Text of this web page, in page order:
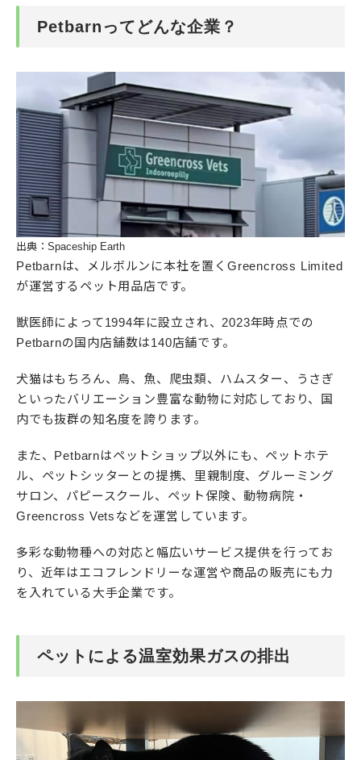
Petbarnってどんな企業？
出典：Spaceship Earth
Petbarnは、メルボルンに本社を置くGreencross Limited
が運営するペット用品店です。
獣医師によって1994年に設立され、2023年時点での
Petbarnの国内店舗数は140店舗です。
犬猫はもちろん、鳥、魚、爬虫類、ハムスター、うさぎ
といったバリエーション豊富な動物に対応しており、国
内でも抜群の知名度を誇ります。
また、Petbarnはペットショップ以外にも、ペットホテ
ル、ペットシッターとの提携、里親制度、グルーミング
サロン、パピースクール、ペット保険、動物病院・
Greencross Vetsなどを運営しています。
多彩な動物種への対応と幅広いサービス提供を行ってお
り、近年はエコフレンドリーな運営や商品の販売にも力
を入れている大手企業です。
ペットによる温室効果ガスの排出